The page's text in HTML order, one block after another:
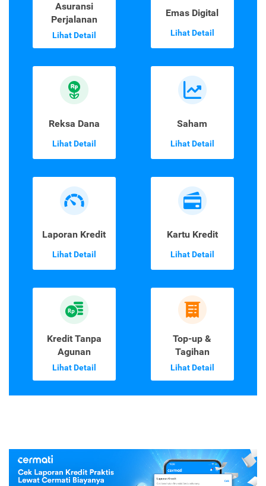
Asuransi
Perjalanan
Lihat Detail
Emas Digital
Lihat Detail
Reksa Dana
Lihat Detail
Saham
Lihat Detail
Laporan Kredit
Lihat Detail
Kartu Kredit
Lihat Detail
Kredit Tanpa
Agunan
Lihat Detail
Top-up &
Tagihan
Lihat Detail